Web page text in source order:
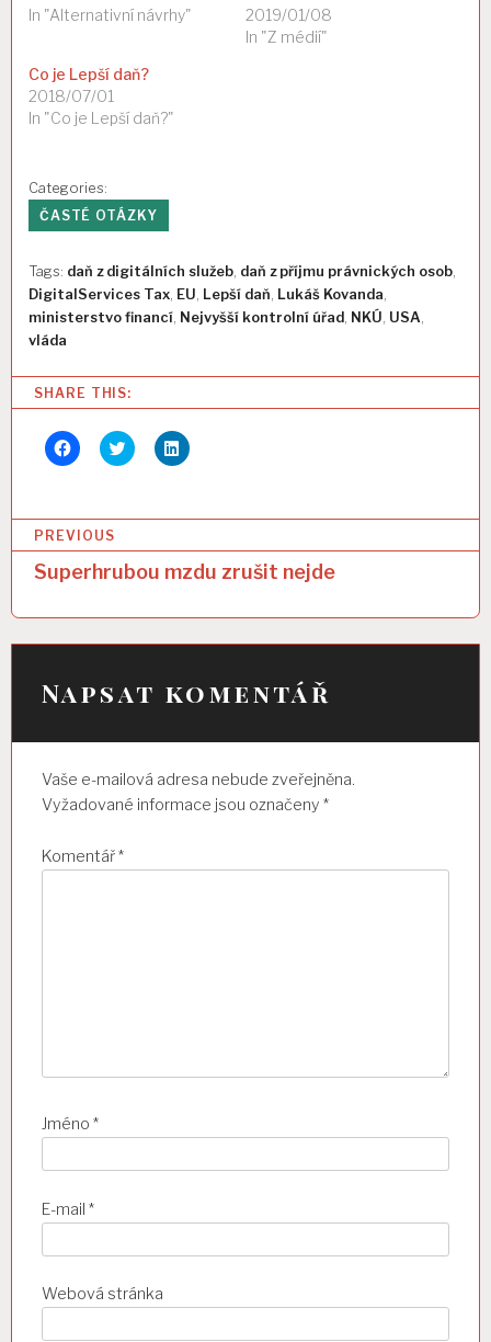
In "Alternativní návrhy"
2019/01/08
In "Z médií"
Co je Lepší daň?
2018/07/01
In "Co je Lepší daň?"
Categories:
ČASTÉ OTÁZKY
Tags: daň z digitálních služeb, daň z příjmu právnických osob,
DigitalServices Tax, EU, Lepší daň, Lukáš Kovanda,
ministerstvo financí, Nejvyšší kontrolní úřad , NKÚ, USA,
vláda
SHARE THIS:
Click
to
(Opens
in
new
window)
Click
to
(Opens
window)
Click
to
(Opens
window)
N
a
v
i
c
PREVIOUS
Superhrubou mzdu zrušit nejde
Napsat komentář
Vaše e-mailová adresa nebude zveřejněna.
Vyžadované informace jsou označeny *
Komentář*
Jméno *
E-mail *
Webová stránka